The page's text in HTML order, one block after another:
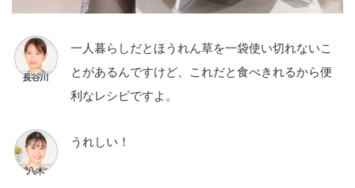
一人暮らしだとほうれん草を一袋使い切れないこ
とがあるんですけど、これだと食べきれるから便
利なレシピですよ。
うれしい！